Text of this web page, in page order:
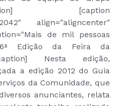
[caption
align="aligncenter"
de mil pessoas
Edição da Feira da
Nesta edição,
a edição 2012 do Guia
da Comunidade, que
anunciantes, relata